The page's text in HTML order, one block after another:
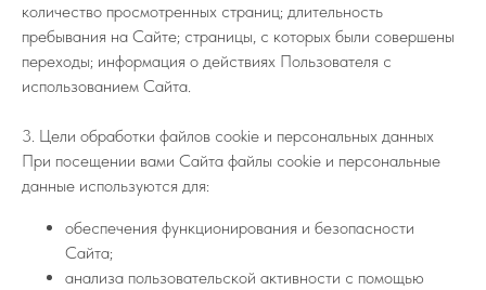
количество просмотренных страниц; длительность
пребывания на Сайте; страницы, с которых были совершены
переходы; информация о действиях Пользователя с
использованием Сайта.
3. Цели обработки файлов cookie и персональных данных
При посещении вами Сайта файлы cookie и персональные
данные используются для:
обеспечения функционирования и безопасности
Сайта;
анализа пользовательской активности с помощью